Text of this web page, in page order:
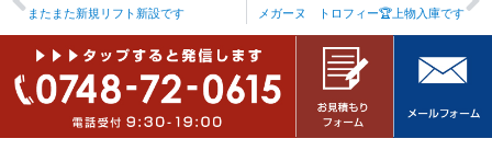
またまた新規リフト新設です メガーヌ トロフィー🏆上物入庫です